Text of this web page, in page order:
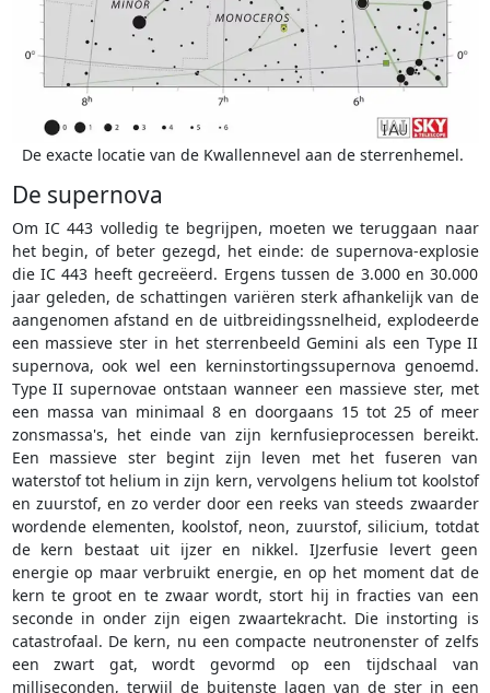
De exacte locatie van de Kwallennevel aan de sterrenhemel.
De supernova
Om IC 443 volledig te begrijpen, moeten we teruggaan naar
het begin, of beter gezegd, het einde: de supernova-explosie
die IC 443 heeft gecreëerd. Ergens tussen de 3.000 en 30.000
jaar geleden, de schattingen variëren sterk afhankelijk van de
aangenomen afstand en de uitbreidingssnelheid, explodeerde
een massieve ster in het sterrenbeeld Gemini als een Type II
supernova, ook wel een kerninstortingssupernova genoemd.
Type II supernovae ontstaan wanneer een massieve ster, met
een massa van minimaal 8 en doorgaans 15 tot 25 of meer
zonsmassa's, het einde van zijn kernfusieprocessen bereikt.
Een massieve ster begint zijn leven met het fuseren van
waterstof tot helium in zijn kern, vervolgens helium tot koolstof
en zuurstof, en zo verder door een reeks van steeds zwaarder
wordende elementen, koolstof, neon, zuurstof, silicium, totdat
de kern bestaat uit ijzer en nikkel. IJzerfusie levert geen
energie op maar verbruikt energie, en op het moment dat de
kern te groot en te zwaar wordt, stort hij in fracties van een
seconde in onder zijn eigen zwaartekracht. Die instorting is
catastrofaal. De kern, nu een compacte neutronenster of zelfs
een zwart gat, wordt gevormd op een tijdschaal van
milliseconden, terwijl de buitenste lagen van de ster in een